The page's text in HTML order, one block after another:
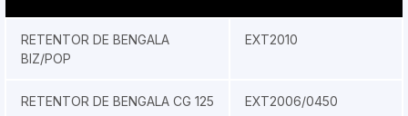
RETENTOR DE BENGALA
BIZ/POP
EXT2010
RETENTOR DE BENGALA CG 125 EXT2006/0450